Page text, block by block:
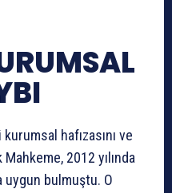
hafızasını ve
Mahkeme, 2012 yılında
uygun bulmuştu. O